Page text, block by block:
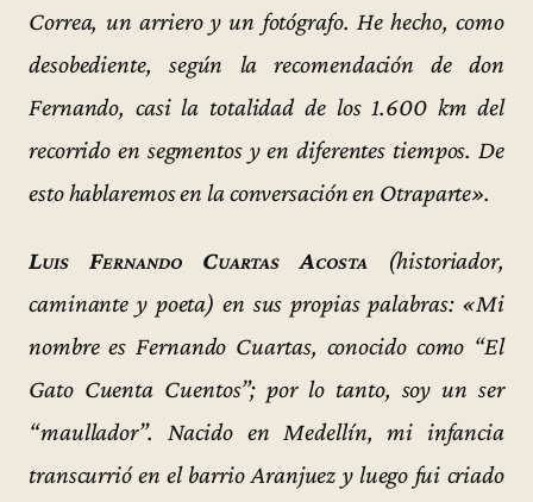
Correa, un arriero y un fotógrafo. He hecho, como
desobediente, según la recomendación de don
Fernando, casi la totalidad de los 1.600 km del
recorrido en segmentos y en diferentes tiempos. De
esto hablaremos en la conversación en Otraparte».
Luis Fernando Cuartas Acosta(historiador,
caminante y poeta) en sus propias palabras: «Mi
nombre es Fernando Cuartas, conocido como “El
Gato Cuenta Cuentos”; por lo tanto, soy un ser
“maullador”. Nacido en Medellín, mi infancia
transcurrió en el barrio Aranjuez y luego fui criado